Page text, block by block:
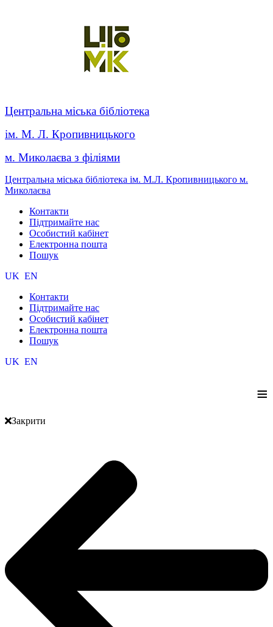
Центральна міська бібліотека
ім. М. Л. Кропивницького
м. Миколаєва з філіями
Центральна міська бібліотека ім. М.Л. Кропивницького м.
Миколаєва
Контакти
Підтримайте нас
Особистий кабінет
Електронна пошта
Пошук
UK EN
Контакти
Підтримайте нас
Особистий кабінет
Електронна пошта
Пошук
UK EN
≡
Закрити